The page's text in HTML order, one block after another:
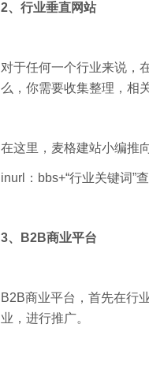
2、行业垂直网站
对于任何一个行业来说，
么，你需要收集整理，相
在这里，麦格建站小编推
inurl：bbs+“行业关键词”
3、B2B商业平台
B2B商业平台，首先在行
业，进行推广。